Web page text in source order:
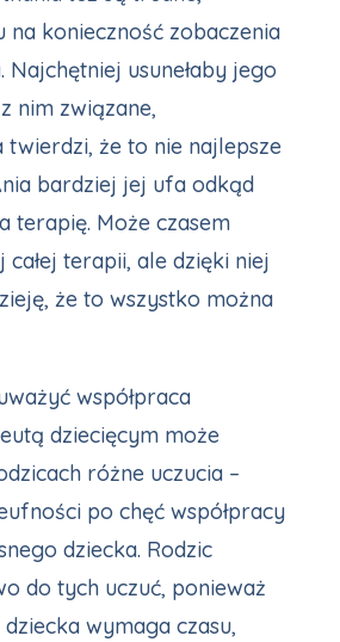
na konieczność zobaczenia
Najchętniej usunełaby jego
nim związane,
że to nie najlepsze
bardziej jej ufa odkąd
terapię. Może czasem
całej terapii, ale dzięki niej
że to wszystko można
współpraca
dziecięcym może
różne uczucia –
po chęć współpracy
dziecka. Rodzic
do tych uczuć, ponieważ
wymaga czasu,